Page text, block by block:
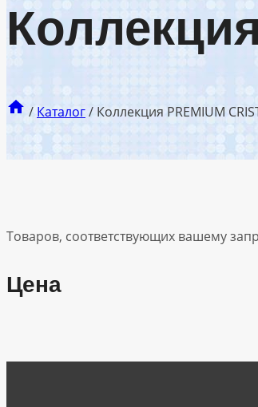
/ Каталог/ Коллекция PREMIUM
Товаров, соответствующих вашему
Цена